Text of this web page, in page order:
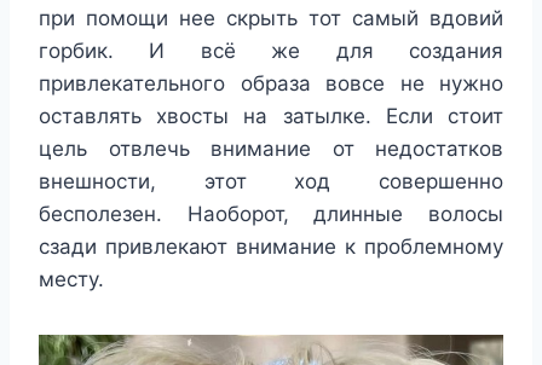
при помощи нее скрыть тот самый вдовий
горбик. И всё же для создания
привлекательного образа вовсе не нужно
оставлять хвосты на затылке. Если стоит
цель отвлечь внимание от недостатков
внешности, этот ход совершенно
бесполезен. Наоборот, длинные волосы
сзади привлекают внимание к проблемному
месту.